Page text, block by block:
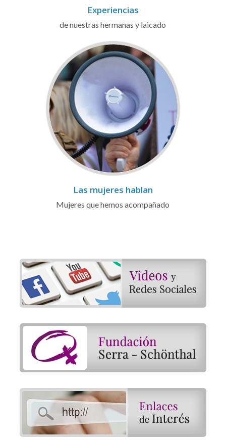
Experiencias
de nuestras hermanas y laicado
Las mujeres hablan
Mujeres que hemos acompañado